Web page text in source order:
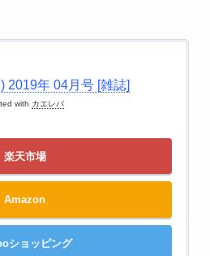
2019年 04月号 [雑誌]
with カエレバ
楽天市場
Amazon
ショッピング